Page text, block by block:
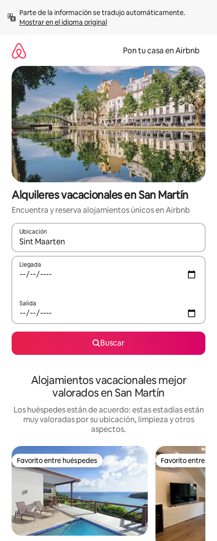
contenidoMostrar en el idioma original
Pon tu casa en Airbnb
Alquileres vacacionales en San Martín
Encuentra y reserva alojamientos únicos en Airbnb
Ubicación
Cuando los resultados estén disponibles, navega con las
Llegada
Salida
Buscar
Alojamientos vacacionales mejor
valorados en San Martín
Los huéspedes están de acuerdo: estas estadías están
muy valoradas por su ubicación, limpieza y otros
aspectos.
Favorito entre huéspedes
Favorito entre huéspedes Favorito entre
Favorito entre